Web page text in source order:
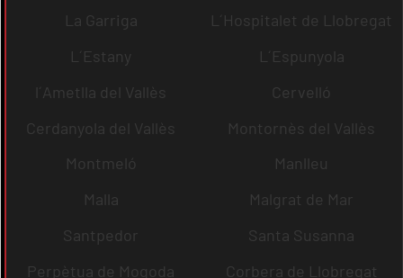
La Garriga
L´Hospitalet de Llobregat
L´Estany
L´Espunyola
l´Ametlla del Vallès
Cervelló
Cerdanyola del Vallès
Montornès del Vallès
Montmeló
Manlleu
Malla
Malgrat de Mar
Santpedor
Santa Susanna
Perpètua de Mogoda
Corbera de Llobregat